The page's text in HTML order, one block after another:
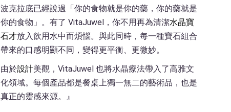
波克拉底已經說過「你的食物就是你的藥，你的藥就是
你的食物」。有了 VitaJuwel，你不用再為清潔水晶寶
石才放入飲用水中而煩惱。與此同時，每一種寶石組合
帶來的口感明顯不同，變得更平衡、更微妙。
由於設計美觀，VitaJuwel 也將水晶療法帶入了高雅文
化領域。每個產品都是餐桌上獨一無二的藝術品，也是
真正的靈感來源。』